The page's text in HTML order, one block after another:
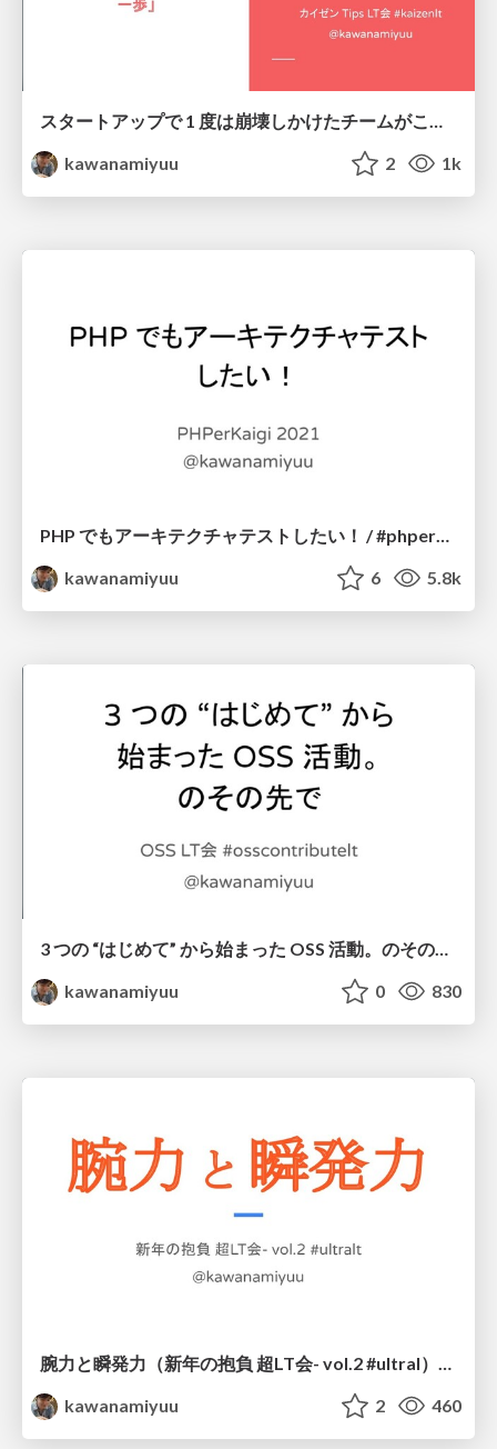
スタートアップで 1 度は崩壊しかけたチームがこれからチームになっていくための第一歩 / re-startup team
kawanamiyuu
2 1k
PHP でもアーキテクチャテストしたい！ / #phperkaigi / PHPerKaigi 2021
kawanamiyuu
6 5.8k
3 つの “はじめて” から始まった OSS 活動。のその先で / OSS LT会 #osscontributelt / turning point of joy as a developer
kawanamiyuu
0 830
kawanamiyuu
2 460